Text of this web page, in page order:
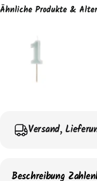
Ähnliche Produkte &
Versand,
Beschreibung